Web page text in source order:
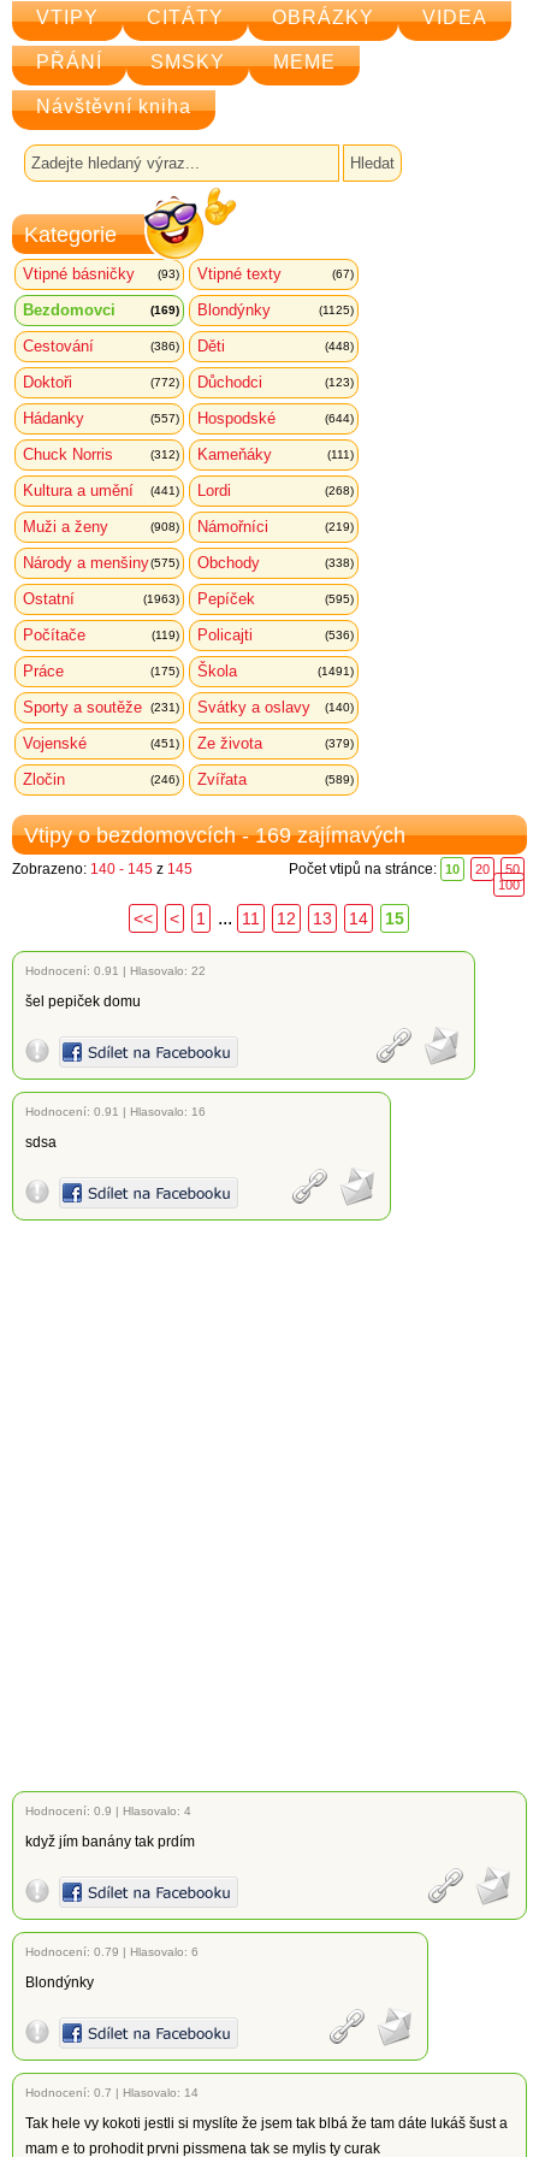
VTIPY CITÁTY OBRÁZKY VIDEA
PŘÁNÍ SMSKY MEME
Návštěvní kniha
Kategorie
Vtipné básničky (93) Vtipné texty (67)
Bezdomovci (169) Blondýnky (1125)
Cestování (386) Děti (448)
Doktoři (772) Důchodci (123)
Hádanky (557) Hospodské (644)
Chuck Norris (312) Kameňáky (111)
Kultura a umění (441) Lordi (268)
Muži a ženy (908) Námořníci (219)
Národy a menšiny(575) Obchody (338)
Ostatní (1963) Pepíček (595)
Počítače (119) Policajti (536)
Práce (175) Škola (1491)
Sporty a soutěže (231) Svátky a oslavy (140)
Vojenské (451) Ze života (379)
Zločin (246) Zvířata (589)
Vtipy o bezdomovcích - 169 zajímavých
Zobrazeno: 140 - 145 z 145 Počet vtipů na stránce: 10 20
50
100
<< < 1 ... 11 12 13 14 15
Hodnocení: 0.91 | Hlasovalo: 22
šel pepiček domu
Hodnocení: 0.91 | Hlasovalo: 16
sdsa
Hodnocení: 0.9 | Hlasovalo: 4
když jím banány tak prdím
Hodnocení: 0.79 | Hlasovalo: 6
Blondýnky
Hodnocení: 0.7 | Hlasovalo: 14
Tak hele vy kokoti jestli si myslíte že jsem tak blbá že tam dáte lukáš šust a
mam e to prohodit prvni pissmena tak se mylis ty curak